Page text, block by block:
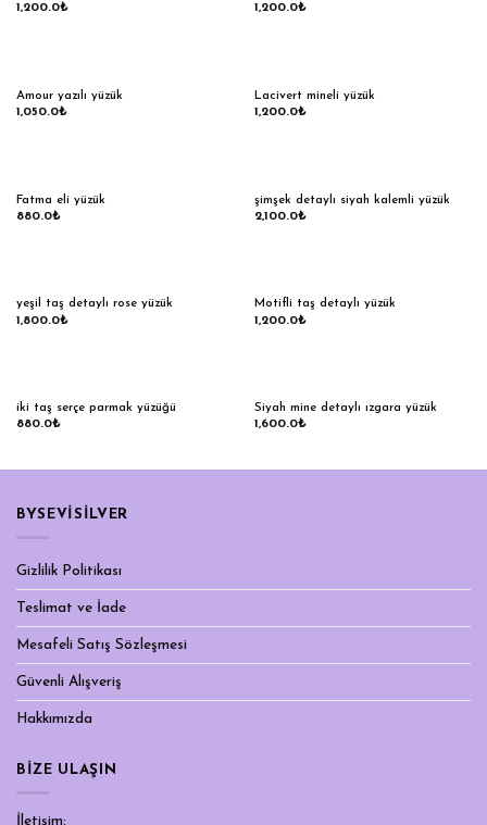
1,200.0₺
1,200.0₺
OUT OF STOCK
Amour yazılı yüzük
1,050.0₺
Lacivert mineli yüzük
1,200.0₺
Fatma eli yüzük
880.0₺
şimşek detaylı siyah kalemli yüzük
2,100.0₺
yeşil taş detaylı rose yüzük
1,800.0₺
Motifli taş detaylı yüzük
1,200.0₺
iki taş serçe parmak yüzüğü
880.0₺
Siyah mine detaylı ızgara yüzük
1,600.0₺
BYSEVİSİLVER
Gizlilik Politikası
Teslimat ve İade
Mesafeli Satış Sözleşmesi
Güvenli Alışveriş
Hakkımızda
BIZE ULAŞIN
İletişim: